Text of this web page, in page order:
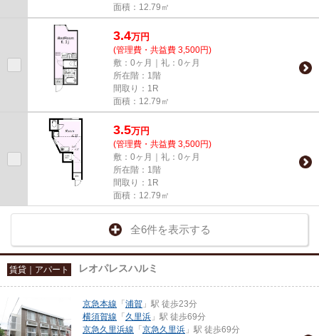
面積：12.79㎡
3.4万円
(管理費・共益費 3,500円)
敷：0ヶ月｜礼：0ヶ月
所在階：1階
間取り：1R
面積：12.79㎡
3.5万円
(管理費・共益費 3,500円)
敷：0ヶ月｜礼：0ヶ月
所在階：1階
間取り：1R
面積：12.79㎡
全6件を表示する
賃貸｜アパート レオパレスハルミ
京急本線 「 浦賀 」駅 徒歩23分
横須賀線 「 久里浜 」駅 徒歩69分
京急久里浜線 「 京急久里浜 」駅 徒歩69分